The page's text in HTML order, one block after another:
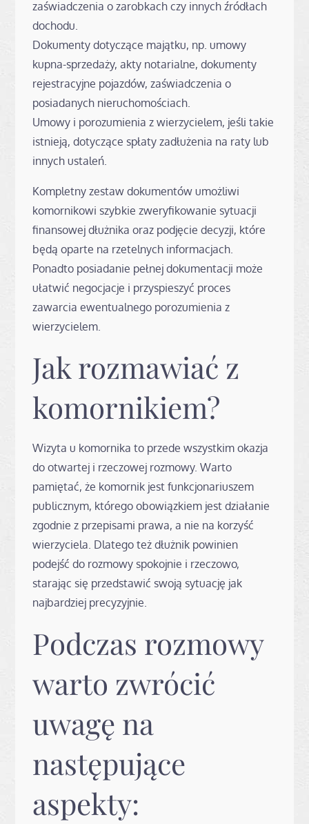
zaświadczenia o zarobkach czy innych źródłach
dochodu.
Dokumenty dotyczące majątku, np. umowy
kupna-sprzedaży, akty notarialne, dokumenty
rejestracyjne pojazdów, zaświadczenia o
posiadanych nieruchomościach.
Umowy i porozumienia z wierzycielem, jeśli takie
istnieją, dotyczące spłaty zadłużenia na raty lub
innych ustaleń.
Kompletny zestaw dokumentów umożliwi
komornikowi szybkie zweryfikowanie sytuacji
finansowej dłużnika oraz podjęcie decyzji, które
będą oparte na rzetelnych informacjach.
Ponadto posiadanie pełnej dokumentacji może
ułatwić negocjacje i przyspieszyć proces
zawarcia ewentualnego porozumienia z
wierzycielem.
Jak rozmawiać z
komornikiem?
Wizyta u komornika to przede wszystkim okazja
do otwartej i rzeczowej rozmowy. Warto
pamiętać, że komornik jest funkcjonariuszem
publicznym, którego obowiązkiem jest działanie
zgodnie z przepisami prawa, a nie na korzyść
wierzyciela. Dlatego też dłużnik powinien
podejść do rozmowy spokojnie i rzeczowo,
starając się przedstawić swoją sytuację jak
najbardziej precyzyjnie.
Podczas rozmowy
warto zwrócić
uwagę na
następujące
aspekty: